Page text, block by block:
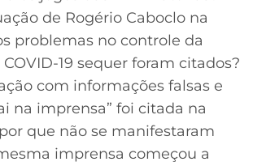
de Rogério Caboclo na
problemas no controle da
19 sequer foram citados?
com informações falsas e
na imprensa” foi citada na
que não se manifestaram
imprensa começou a